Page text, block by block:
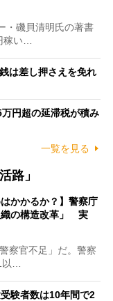
・磯貝清明氏の著書
稼い…
は差し押さえを免れ
円超の延滞税が積み
一覧を見る
路」
かかるか？】警察庁
織の構造改革」 実
察官不足」だ。警察
…
験者数は10年間で2